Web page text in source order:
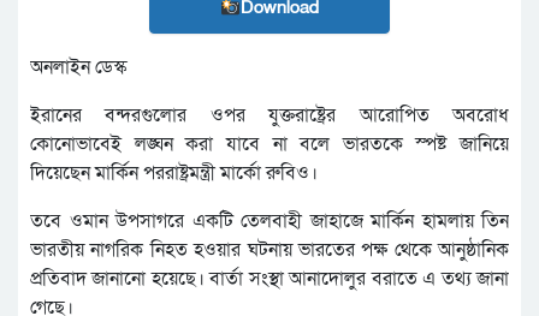
Download
অনলাইন ডেস্ক
ইরানের বন্দরগুলোর ওপর যুক্তরাষ্ট্রের আরোপিত অবরোধ
কোনোভাবেই লঙ্ঘন করা যাবে না বলে ভারতকে স্পষ্ট জানিয়ে
দিয়েছেন মার্কিন পররাষ্ট্রমন্ত্রী মার্কো রুবিও।
তবে ওমান উপসাগরে একটি তেলবাহী জাহাজে মার্কিন হামলায় তিন
ভারতীয় নাগরিক নিহত হওয়ার ঘটনায় ভারতের পক্ষ থেকে আনুষ্ঠানিক
প্রতিবাদ জানানো হয়েছে। বার্তা সংস্থা আনাদোলুর বরাতে এ তথ্য জানা
গেছে।